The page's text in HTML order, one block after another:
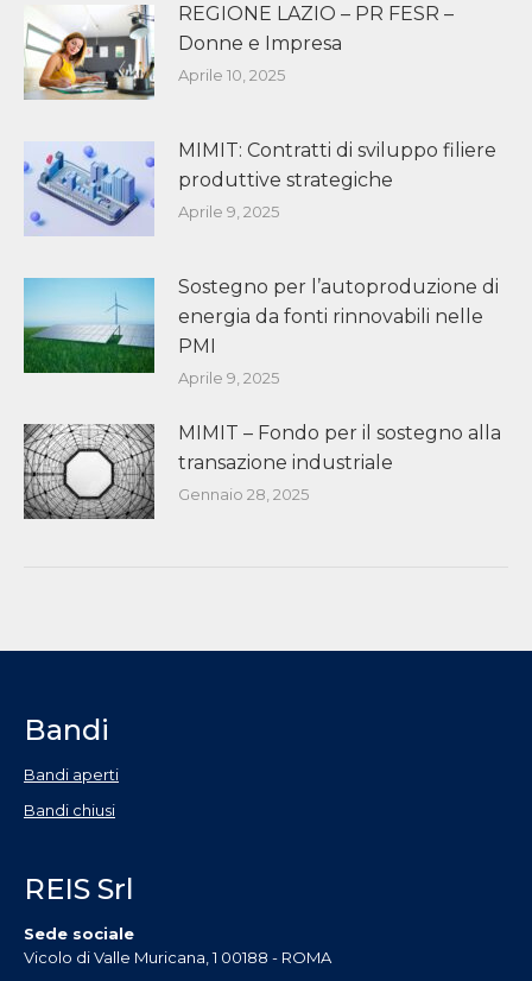
REGIONE LAZIO – PR FESR –
Donne e Impresa
Aprile 10, 2025
MIMIT: Contratti di sviluppo filiere
produttive strategiche
Aprile 9, 2025
Sostegno per l’autoproduzione di
energia da fonti rinnovabili nelle
PMI
Aprile 9, 2025
MIMIT – Fondo per il sostegno alla
transazione industriale
Gennaio 28, 2025
Bandi
Bandi aperti
Bandi chiusi
REIS Srl
Sede sociale
Vicolo di Valle Muricana, 1 00188 - ROMA